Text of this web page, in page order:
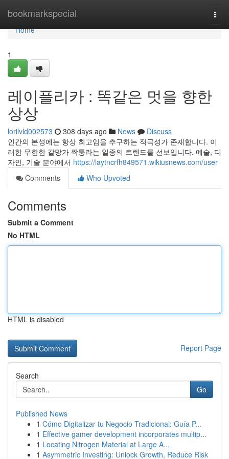
bookmarkspecial
Home
Home
1
레이플리카 : 똑같은 멋을 향한
상상
lorilvld002573 308 days ago News
Discuss
인간의 본성에는 항상 최고임을 추구하는 적극성가 존재합니다. 이
러한 무한한 갈망가 짝퉁라는 일종의 트렌드를 선보입니다. 예술, 디
자인, 기술 분야에서 https://laytncrfh849571.wikiusnews.com/user
Comments
Who Upvoted
Comments
Submit a Comment
No HTML
HTML is disabled
Report Page
Search
Go
Published News
1 Cómo Digitalizar tu Negocio Tradicional: Guía P...
1 Effective gamer development incorporates multip...
1 Locating Nitrogen Material at Large A...
1 Asymmetric Investing: Unlock Growth, Reduce Risk